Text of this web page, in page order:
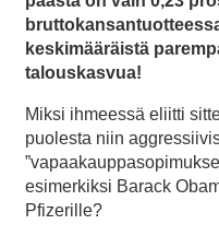
keskimääräistä
talouskasvua!
Miksi ihmeessä eliitti
puolesta niin
esimerkiksi Barack
Pfizerille?